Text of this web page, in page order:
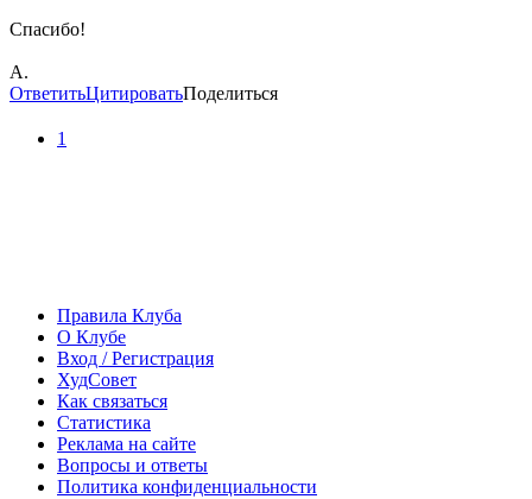
Спасибо!
А.
ОтветитьЦитироватьПоделиться
1
Правила Клуба
О Клубе
Вход / Регистрация
ХудСовет
Как связаться
Статистика
Реклама на сайте
Вопросы и ответы
Политика конфиденциальности